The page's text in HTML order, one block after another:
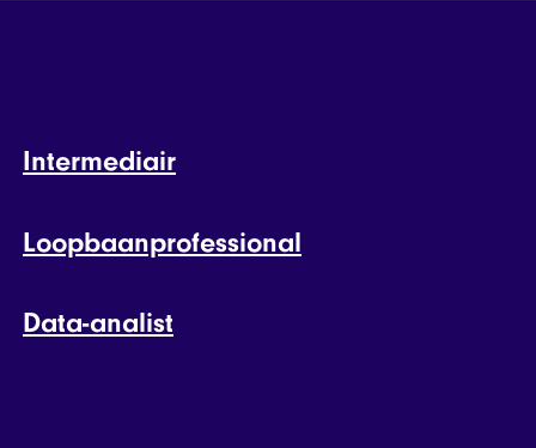
Intermediair
Loopbaanprofessional
Data-analist